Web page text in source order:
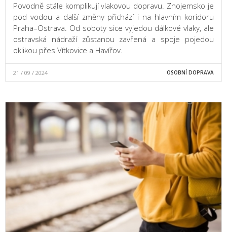
Povodně stále komplikují vlakovou dopravu. Znojemsko je
pod vodou a další změny přichází i na hlavním koridoru
Praha–Ostrava. Od soboty sice vyjedou dálkové vlaky, ale
ostravská nádraží zůstanou zavřená a spoje pojedou
oklikou přes Vítkovice a Havířov.
21 / 09 / 2024 OSOBNÍ DOPRAVA